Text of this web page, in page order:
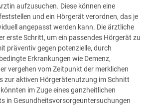
aufzusuchen. Diese können eine
und ein Hörgerät verordnen, das je
angepasst werden kann. Die ärztliche
erste Schritt, um ein passendes Hörgerät zu
präventiv gegen potenzielle, durch
Erkrankungen wie Demenz,
vergehen vom Zeitpunkt der merklichen
zur aktiven Hörgerätenutzung im Schnitt
im Zuge eines ganzheitlichen
in Gesundheitsvorsorgeuntersuchungen